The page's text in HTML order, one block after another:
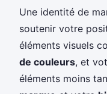
Une identité de
soutenir votre
éléments visuels
de couleurs, et
éléments moins